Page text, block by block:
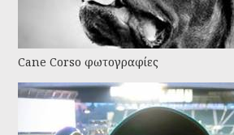
Cane Corso φωτογραφίες